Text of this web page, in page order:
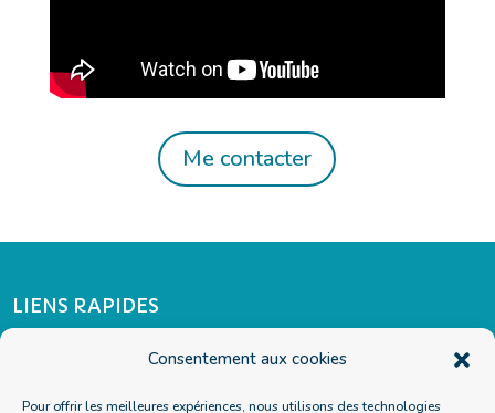
Consentement aux cookies
Pour offrir les meilleures expériences, nous utilisons des technologies
Me contacter
LIENS RAPIDES
MES ACCOMPAGNEMENTS